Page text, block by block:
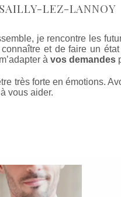
LEZ-LANNOY
je rencontre les
connaître et de faire un
àvos demandes
très forte en émotions.
vous aider.